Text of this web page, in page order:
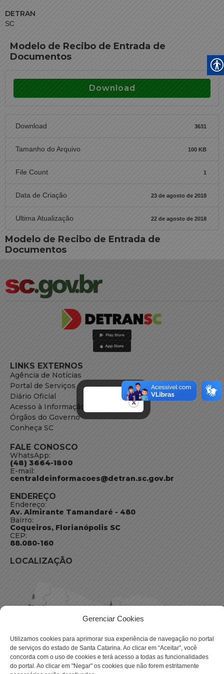
Gerenciar Cookies
Utilizamos cookies para aprimorar sua experiência de navegação no portal
de serviços do estado de Santa Catarina. Ao clicar em “Aceitar”, você
concorda com o uso de cookies e terá acesso a todas as funcionalidades
do portal. Ao clicar em "Negar" os cookies que não forem estritamente
DETRAN
SC
Modelo de Recibo de Entrada de
Documentos
Download
Download 3631
Tamanho do Arquivo 100 KB
File Count 1
Data de Criação 23 de agosto de 2018
Ultima Atualização 22 de agosto de 2018
Modelo de Recibo de Entrada de
Documentos
LINKS EXTERNOS
Agência de Notícias
Portal de Serviços
Diário Oficial
Acesso à Informação
Órgãos do Governo
Conheça SC
FALE CONOSCO
WhatsApp:
(48) 3664-1800
E-mail:
centraldeinformacoes@detran.sc.gov.br
ENDEREÇO
Endereço:
Av. Almirante Tamandaré - 480
Bairro:
Coqueiros, Florianópolis SC
CEP:
88.080-160
LOCALIZAÇÃO